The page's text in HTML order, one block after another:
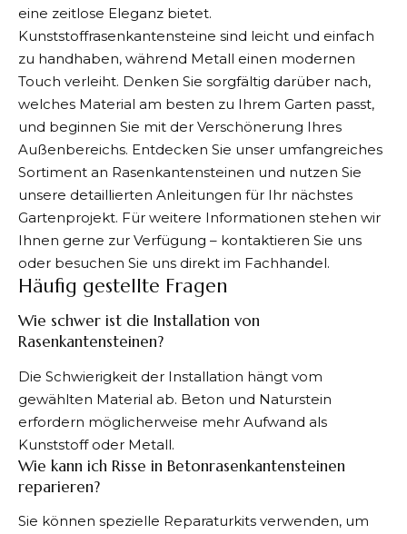
eine zeitlose Eleganz bietet.
Kunststoffrasenkantensteine sind leicht und einfach
zu handhaben, während Metall einen modernen
Touch verleiht. Denken Sie sorgfältig darüber nach,
welches Material am besten zu Ihrem Garten passt,
und beginnen Sie mit der Verschönerung Ihres
Außenbereichs. Entdecken Sie unser umfangreiches
Sortiment an Rasenkantensteinen und nutzen Sie
unsere detaillierten Anleitungen für Ihr nächstes
Gartenprojekt. Für weitere Informationen stehen wir
Ihnen gerne zur Verfügung – kontaktieren Sie uns
oder besuchen Sie uns direkt im Fachhandel.
Häufig gestellte Fragen
Wie schwer ist die Installation von
Rasenkantensteinen?
Die Schwierigkeit der Installation hängt vom
gewählten Material ab. Beton und Naturstein
erfordern möglicherweise mehr Aufwand als
Kunststoff oder Metall.
Wie kann ich Risse in Betonrasenkantensteinen
reparieren?
Sie können spezielle Reparaturkits verwenden, um